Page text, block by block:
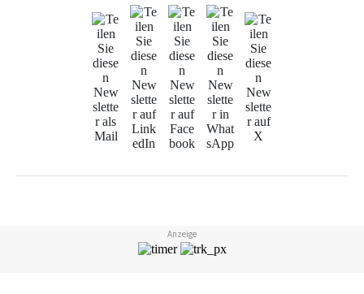
Anzeige